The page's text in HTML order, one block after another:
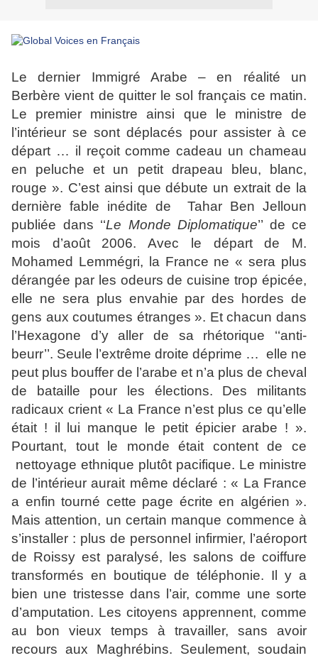
Le dernier Immigré Arabe – en réalité un
Berbère vient de quitter le sol français ce matin.
Le premier ministre ainsi que le ministre de
l’intérieur se sont déplacés pour assister à ce
départ … il reçoit comme cadeau un chameau
en peluche et un petit drapeau bleu, blanc,
rouge ». C’est ainsi que débute un extrait de la
dernière fable inédite de
Tahar Ben Jelloun
publiée dans ‘‘Le Monde Diplomatique’’ de ce
mois d’août 2006.
Avec le départ de M.
Mohamed Lemmégri, la France ne « sera plus
dérangée par les odeurs de cuisine trop épicée,
elle ne sera plus envahie par des hordes de
gens aux coutumes étranges ». Et chacun dans
l’Hexagone d’y aller de sa rhétorique ‘‘anti-
beurr’’. Seule l’extrême droite déprime … elle ne
peut plus bouffer de l’arabe et n’a plus de cheval
de bataille pour les élections. Des militants
radicaux crient « La France n’est plus ce qu’elle
était ! il lui manque le petit épicier arabe ! ».
Pourtant, tout le monde était content de ce
nettoyage ethnique plutôt pacifique. Le ministre
de l’intérieur aurait même déclaré : « La France
a enfin tourné cette page écrite en algérien ».
Mais attention, un certain manque commence à
s’installer : plus de personnel infirmier, l’aéroport
de Roissy est paralysé, les salons de coiffure
transformés en boutique de téléphonie. Il y a
bien une tristesse dans l’air, comme une sorte
d’amputation. Les citoyens apprennent, comme
au bon vieux temps à travailler, sans avoir
recours aux Maghrébins. Seulement, soudain